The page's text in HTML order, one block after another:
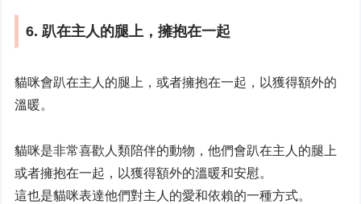
6. 趴在主人的腿上，擁抱在一起
貓咪會趴在主人的腿上，或者擁抱在一起，以獲得額外的
溫暖。
貓咪是非常喜歡人類陪伴的動物，他們會趴在主人的腿上
或者擁抱在一起，以獲得額外的溫暖和安慰。
這也是貓咪表達他們對主人的愛和依賴的一種方式。